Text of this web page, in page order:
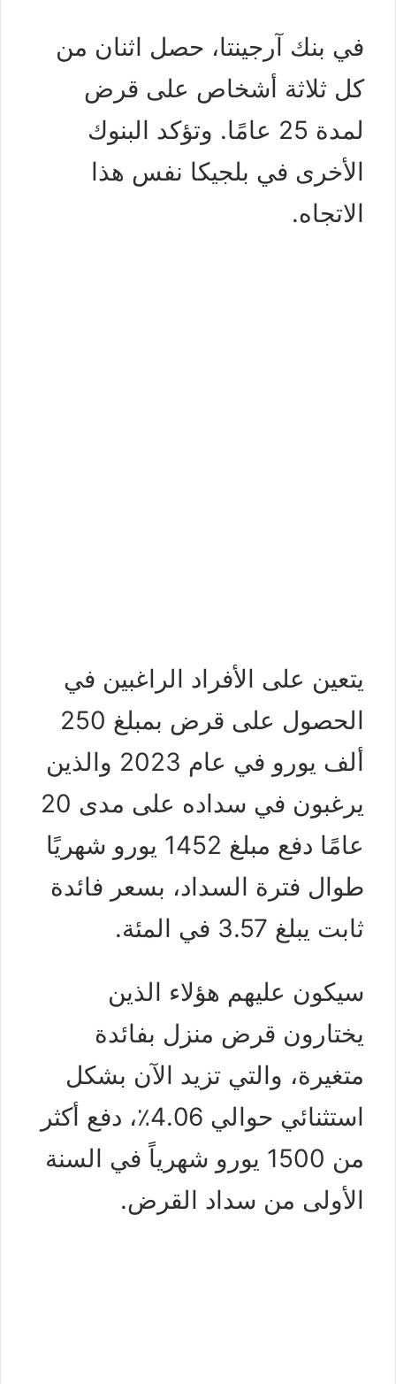
في بنك آرجينتا، حصل اثنان من
كل ثلاثة أشخاص على قرض
لمدة 25 عامًا. وتؤكد البنوك
الأخرى في بلجيكا نفس هذا
الاتجاه.
يتعين على الأفراد الراغبين في
الحصول على قرض بمبلغ 250
ألف يورو في عام 2023 والذين
يرغبون في سداده على مدى 20
عامًا دفع مبلغ 1452 يورو شهريًا
طوال فترة السداد، بسعر فائدة
ثابت يبلغ 3.57 في المئة.
سيكون عليهم هؤلاء الذين
يختارون قرض منزل بفائدة
متغيرة، والتي تزيد الآن بشكل
استثنائي حوالي 4.06٪، دفع أكثر
من 1500 يورو شهرياً في السنة
الأولى من سداد القرض.